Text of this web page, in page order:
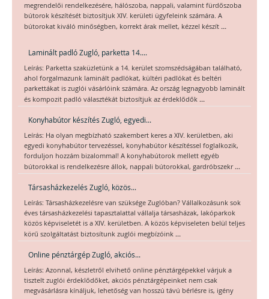
megrendelői rendelkezésére, hálószoba, nappali, valamint fürdőszoba
bútorok készítését biztosítjuk XIV. kerületi ügyfeleink számára. A
bútorokat kiváló minőségben, korrekt árak mellet, kézzel készít ...
Laminált padló Zugló, parketta 14....
Leírás: Parketta szaküzletünk a 14. kerület szomszédságában található,
ahol forgalmazunk laminált padlókat, kültéri padlókat és beltéri
parkettákat is zuglói vásárlóink számára. Az ország legnagyobb laminált
és kompozit padló választékát biztosítjuk az érdeklődők ...
Konyhabútor készítés Zugló, egyedi...
Leírás: Ha olyan megbízható szakembert keres a XIV. kerületben, aki
egyedi konyhabútor tervezéssel, konyhabútor készítéssel foglalkozik,
forduljon hozzám bizalommal! A konyhabútorok mellett egyéb
bútorokkal is rendelkezésre állok, nappali bútorokkal, gardróbszekr ...
Társasházkezelés Zugló, közös...
Leírás: Társasházkezelésre van szüksége Zuglóban? Vállalkozásunk sok
éves társasházkezelési tapasztalattal vállalja társasházak, lakóparkok
közös képviseletét is a XIV. kerületben. A közös képviseleten belül teljes
körű szolgáltatást biztosítunk zuglói megbízóink ...
Online pénztárgép Zugló, akciós...
Leírás: Azonnal, készletről elvihető online pénztárgépekkel várjuk a
tisztelt zuglói érdeklődőket, akciós pénztárgépeinket nem csak
megvásárlásra kínáljuk, lehetőség van hosszú távú bérlésre is, igény